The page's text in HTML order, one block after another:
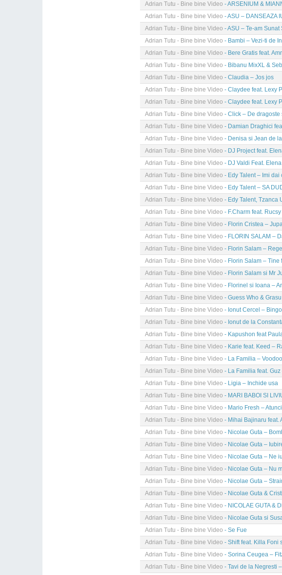
Adrian Tutu - Bine bine Video - ARSENIUM &
Adrian Tutu - Bine bine Video - ASU – DANSEAZA
Adrian Tutu - Bine bine Video - ASU – Te-am Sunat
Adrian Tutu - Bine bine Video - Bambi – Vezi-ti de
Adrian Tutu - Bine bine Video - Bere Gratis feat.
Adrian Tutu - Bine bine Video - Bibanu MixXL &
Adrian Tutu - Bine bine Video - Claudia – Jos jos
Adrian Tutu - Bine bine Video - Claydee feat. Lexy
Adrian Tutu - Bine bine Video - Claydee feat. Lexy
Adrian Tutu - Bine bine Video - Click – De dragoste
Adrian Tutu - Bine bine Video - Damian Draghici
Adrian Tutu - Bine bine Video - Denisa si Jean de
Adrian Tutu - Bine bine Video - DJ Project feat.
Adrian Tutu - Bine bine Video - DJ Valdi Feat.
Adrian Tutu - Bine bine Video - Edy Talent – Imi dai
Adrian Tutu - Bine bine Video - Edy Talent – SA
Adrian Tutu - Bine bine Video - Edy Talent, Tzanca
Adrian Tutu - Bine bine Video - F.Charm feat. Rucsy
Adrian Tutu - Bine bine Video - Florin Cristea –
Adrian Tutu - Bine bine Video - FLORIN SALAM –
Adrian Tutu - Bine bine Video - Florin Salam –
Adrian Tutu - Bine bine Video - Florin Salam – Tine
Adrian Tutu - Bine bine Video - Florin Salam si Mr
Adrian Tutu - Bine bine Video - Florinel si Ioana –
Adrian Tutu - Bine bine Video - Guess Who &
Adrian Tutu - Bine bine Video - Ionut Cercel –
Adrian Tutu - Bine bine Video - Ionut de la
Adrian Tutu - Bine bine Video - Kapushon feat
Adrian Tutu - Bine bine Video - Karie feat. Keed –
Adrian Tutu - Bine bine Video - La Familia – Voodoo
Adrian Tutu - Bine bine Video - La Familia feat.
Adrian Tutu - Bine bine Video - Ligia – Inchide usa
Adrian Tutu - Bine bine Video - MARI BABOI SI
Adrian Tutu - Bine bine Video - Mario Fresh –
Adrian Tutu - Bine bine Video - Mihai Bajinaru feat.
Adrian Tutu - Bine bine Video - Nicolae Guta –
Adrian Tutu - Bine bine Video - Nicolae Guta –
Adrian Tutu - Bine bine Video - Nicolae Guta – Ne
Adrian Tutu - Bine bine Video - Nicolae Guta – Nu
Adrian Tutu - Bine bine Video - Nicolae Guta –
Adrian Tutu - Bine bine Video - Nicolae Guta &
Adrian Tutu - Bine bine Video - NICOLAE GUTA &
Adrian Tutu - Bine bine Video - Nicolae Guta si
Adrian Tutu - Bine bine Video - Se Fue
Adrian Tutu - Bine bine Video - Shift feat. Killa Foni
Adrian Tutu - Bine bine Video - Sorina Ceugea –
Adrian Tutu - Bine bine Video - Tavi de la Negresti